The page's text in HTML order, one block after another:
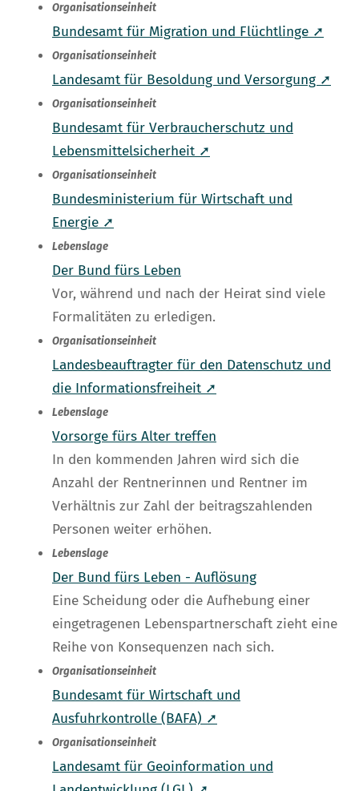
Organisationseinheit
Bundesamt für Migration und Flüchtlinge ➚
Organisationseinheit
Landesamt für Besoldung und Versorgung ➚
Organisationseinheit
Bundesamt für Verbraucherschutz und
Lebensmittelsicherheit ➚
Organisationseinheit
Bundesministerium für Wirtschaft und
Energie ➚
Lebenslage
Der Bund fürs Leben
Vor, während und nach der Heirat sind viele
Formalitäten zu erledigen.
Organisationseinheit
Landesbeauftragter für den Datenschutz und
die Informationsfreiheit ➚
Lebenslage
Vorsorge fürs Alter treffen
In den kommenden Jahren wird sich die
Anzahl der Rentnerinnen und Rentner im
Verhältnis zur Zahl der beitragszahlenden
Personen weiter erhöhen.
Lebenslage
Der Bund fürs Leben - Auflösung
Eine Scheidung oder die Aufhebung einer
eingetragenen Lebenspartnerschaft zieht eine
Reihe von Konsequenzen nach sich.
Organisationseinheit
Bundesamt für Wirtschaft und
Ausfuhrkontrolle (BAFA) ➚
Organisationseinheit
Landesamt für Geoinformation und